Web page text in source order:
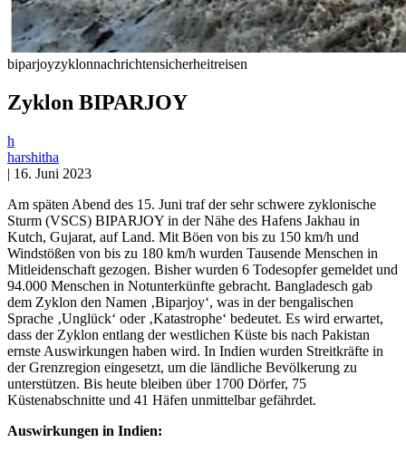
biparjoyzyklonnachrichtensicherheitreisen
Zyklon BIPARJOY
h
harshitha
| 16. Juni 2023
Am späten Abend des 15. Juni traf der sehr schwere zyklonische
Sturm (VSCS) BIPARJOY in der Nähe des Hafens Jakhau in
Kutch, Gujarat, auf Land. Mit Böen von bis zu 150 km/h und
Windstößen von bis zu 180 km/h wurden Tausende Menschen in
Mitleidenschaft gezogen. Bisher wurden 6 Todesopfer gemeldet und
94.000 Menschen in Notunterkünfte gebracht. Bangladesch gab
dem Zyklon den Namen ‚Biparjoy‘, was in der bengalischen
Sprache ‚Unglück‘ oder ‚Katastrophe‘ bedeutet. Es wird erwartet,
dass der Zyklon entlang der westlichen Küste bis nach Pakistan
ernste Auswirkungen haben wird. In Indien wurden Streitkräfte in
der Grenzregion eingesetzt, um die ländliche Bevölkerung zu
unterstützen. Bis heute bleiben über 1700 Dörfer, 75
Küstenabschnitte und 41 Häfen unmittelbar gefährdet.
Auswirkungen in Indien: